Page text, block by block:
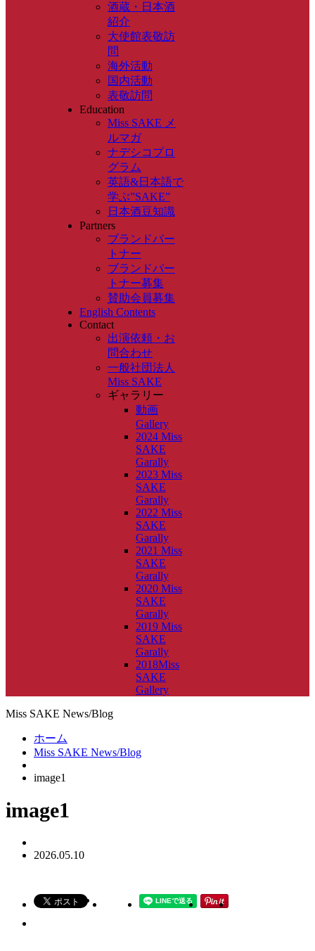
酒蔵・日本酒
紹介
大使館表敬訪
問
海外活動
国内活動
表敬訪問
Education
Miss SAKE メ
ルマガ
ナデシコプロ
グラム
英語&日本語で
学ぶ”SAKE”
日本酒豆知識
Partners
ブランドパー
トナー
ブランドパー
トナー募集
賛助会員募集
English Contents
Contact
出演依頼・お
問合わせ
一般社団法人
Miss SAKE
ギャラリー
動画
Gallery
2024 Miss
SAKE
Garally
2023 Miss
SAKE
Garally
2022 Miss
SAKE
Garally
2021 Miss
SAKE
Garally
2020 Miss
SAKE
Garally
2019 Miss
SAKE
Garally
2018Miss
SAKE
Gallery
Miss SAKE News/Blog
ホーム
Miss SAKE News/Blog
image1
image1
2026.05.10